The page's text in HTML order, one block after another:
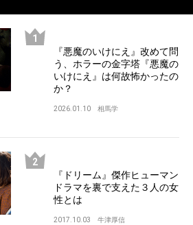
『悪魔のいけにえ』改めて問
う、ホラーの金字塔『悪魔の
いけにえ』は何故怖かったの
か？
2026.01.10 相馬学
『ドリーム』傑作ヒューマン
ドラマを裏で支えた３人の女
性とは
2017.10.03 牛津厚信